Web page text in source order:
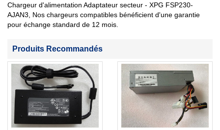
Chargeur d'alimentation Adaptateur secteur - XPG FSP230-
AJAN3, Nos chargeurs compatibles bénéficient d'une garantie
pour échange standard de 12 mois.
Produits Recommandés